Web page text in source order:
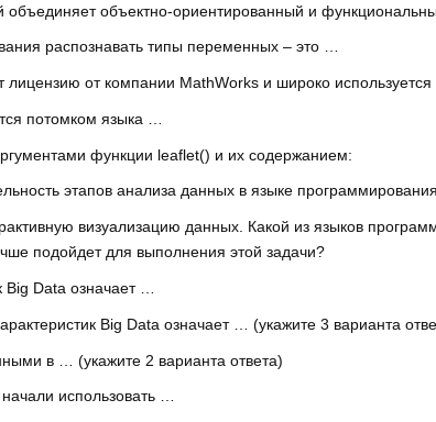
объектно-ориентированный и
распознавать типы переменных – это …
от компании MathWorks и широко
потомком языка …
функции leaflet() и их содержанием:
этапов анализа данных в языке
визуализацию данных. Какой из языков
подойдет для выполнения этой задачи?
Big Data означает …
Big Data означает … (укажите 3 варианта
в … (укажите 2 варианта ответа)
использовать …